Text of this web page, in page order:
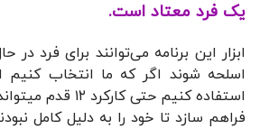
یک فرد معتاد است.
ابزار این برنامه می‌توانند برای فرد در
اسلحه شوند اگر که ما انتخاب کنیم
استفاده کنیم حتی
فراهم سازد تا خود را به دلیل کامل